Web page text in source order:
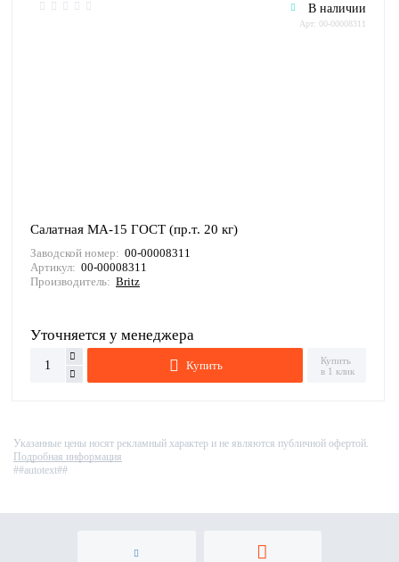
В наличии
Арт: 00-00008311
Салатная МА-15 ГОСТ (пр.т. 20 кг)
Заводской номер: 00-00008311
Артикул: 00-00008311
Производитель: Britz
Уточняется у менеджера
Купить
Купить
в 1 клик
Указанные цены носят рекламный характер и не являются публичной офертой.
Подробная информация
##autotext##